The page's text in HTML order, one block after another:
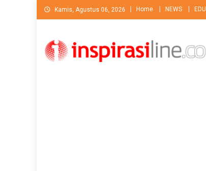
Skip
to
Kamis, Agustus 06, 2026 Home NEWS